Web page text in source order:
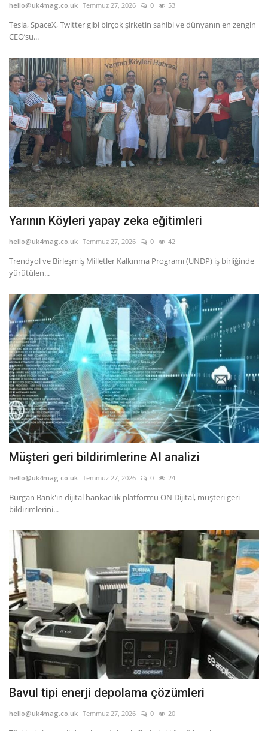
hello@uk4mag.co.uk Temmuz 27, 2026 0 53
Tesla, SpaceX, Twitter gibi birçok şirketin sahibi ve dünyanın en zengin
CEO’su...
Yarının Köyleri yapay zeka eğitimleri
hello@uk4mag.co.uk Temmuz 27, 2026 0 42
Trendyol ve Birleşmiş Milletler Kalkınma Programı (UNDP) iş birliğinde
yürütülen...
Müşteri geri bildirimlerine AI analizi
hello@uk4mag.co.uk Temmuz 27, 2026 0 24
Burgan Bank'ın dijital bankacılık platformu ON Dijital, müşteri geri
bildirimlerini...
Bavul tipi enerji depolama çözümleri
hello@uk4mag.co.uk Temmuz 27, 2026 0 20